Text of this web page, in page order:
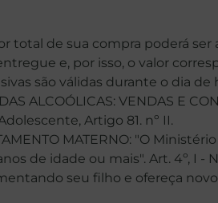
total de sua compra poderá
e, por isso, o valor
são válidas durante o dia
ALCOÓLICAS: VENDAS E
Artigo 81. nº II.
MATERNO: "O
de idade ou mais". Art. 4º, I -
seu filho e ofereça